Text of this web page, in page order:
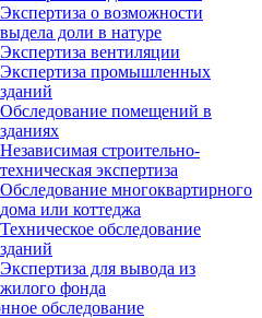
Экспертиза о возможности
выдела доли в натуре
Экспертиза вентиляции
Экспертиза промышленных
зданий
Обследование помещений в
зданиях
Независимая строительно-
техническая экспертиза
Обследование многоквартирного
дома или коттеджа
Техническое обследование
зданий
Экспертиза для вывода из
жилого фонда
обследование